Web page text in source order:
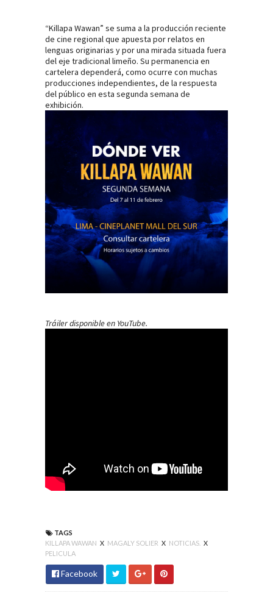
“Killapa Wawan” se suma a la producción reciente
de cine regional que apuesta por relatos en
lenguas originarias y por una mirada situada fuera
del eje tradicional limeño. Su permanencia en
cartelera dependerá, como ocurre con muchas
producciones independientes, de la respuesta
del público en esta segunda semana de
exhibición.
Tráiler disponible en YouTube.
TAGS
KILLAPA WAWAN X MAGALY SOLIER X NOTICIAS. X
PELICULA
Facebook